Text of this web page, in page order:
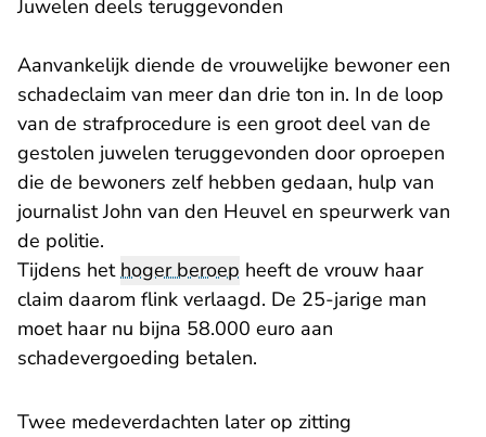
Juwelen deels teruggevonden
Aanvankelijk diende de vrouwelijke bewoner een
schadeclaim van meer dan drie ton in. In de loop
van de strafprocedure is een groot deel van de
gestolen juwelen teruggevonden door oproepen
die de bewoners zelf hebben gedaan, hulp van
journalist John van den Heuvel en speurwerk van
de politie.
Tijdens hethoger beroep heeft de vrouw haar
claim daarom flink verlaagd. De 25-jarige man
moet haar nu bijna 58.000 euro aan
schadevergoeding betalen.
Twee medeverdachten later op zitting